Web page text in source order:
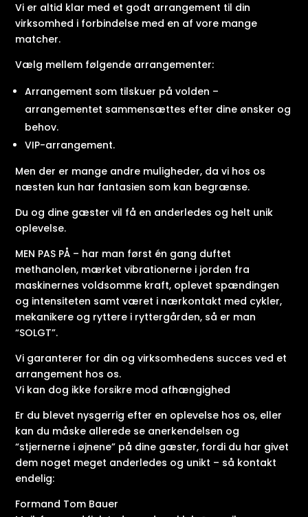
Vi er altid klar med et godt arrangement til din
virksomhed i forbindelse med en af vore mange
matcher.
Vælg mellem følgende arrangementer:
Arrangement som tilskuer på volden –
arrangementet sammensættes efter dine ønsker og
behov.
VIP-arrangement.
Men der er mange andre muligheder, da vi hos os
næsten kun har fantasien som kan begrænse.
Du og dine gæster vil få en anderledes og helt unik
oplevelse.
MEN PAS PÅ – har man først én gang duftet
methanolen, mærket vibrationerne i jorden fra
maskinernes voldsomme kraft, oplevet spændingen
og intensiteten samt været i nærkontakt med cykler,
mekanikere og ryttere i ryttergården, så er man
“SOLGT”.
Vi garanterer for din og virksomhedens succes ved et
arrangement hos os.
Vi kan dog ikke forsikre mod afhængighed
Er du blevet nysgerrig efter en oplevelse hos os, eller
kan du måske allerede se anerkendelsen og
“stjernerne i øjnene” på dine gæster, fordi du har givet
dem noget meget anderledes og unikt – så kontakt
endelig:
Formand Tom Bauer